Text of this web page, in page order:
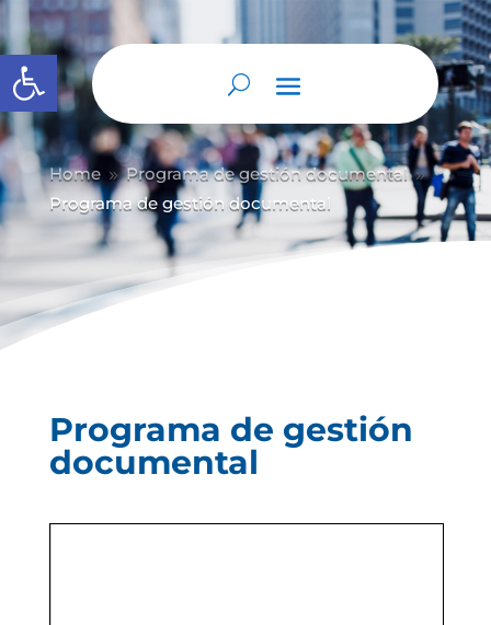
Abrir barra de herramientas
Home 9 Programa de gestión documental 9
Programa de gestión documental
Programa de gestión
documental